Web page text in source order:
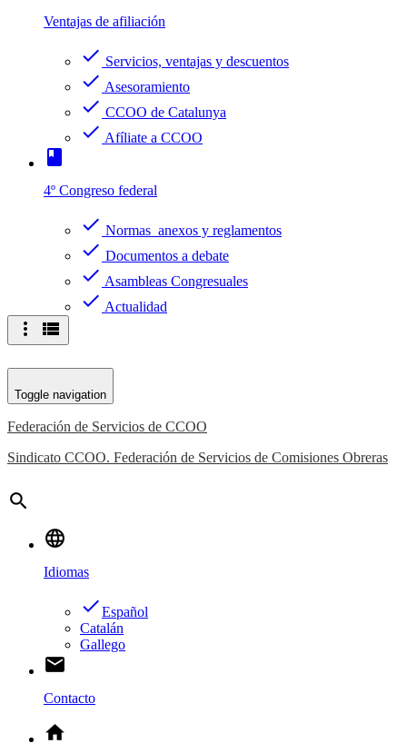
Ventajas de afiliación
check Servicios, ventajas y descuentos
check Asesoramiento
check CCOO de Catalunya
check Afíliate a CCOO
book
4º Congreso federal
check Normas anexos y reglamentos
check Documentos a debate
check Asambleas Congresuales
check Actualidad
more_vert view_list
Toggle navigation
Federación de Servicios de CCOO
Sindicato CCOO. Federación de Servicios de Comisiones Obreras
search
language
Idiomas
doneEspañol
Catalán
Gallego
email
Contacto
home